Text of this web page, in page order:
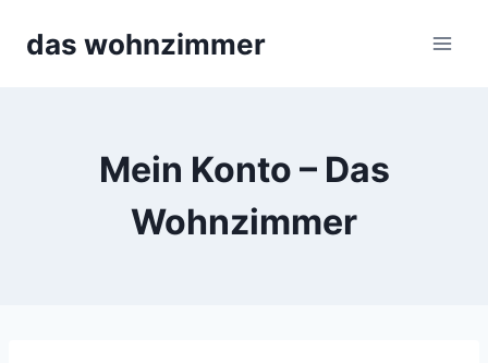
das wohnzimmer
Mein Konto – Das
Wohnzimmer